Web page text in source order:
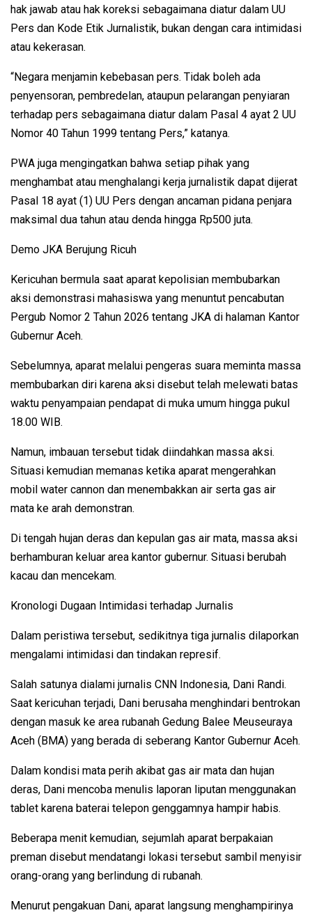
hak jawab atau hak koreksi sebagaimana diatur dalam UU
Pers dan Kode Etik Jurnalistik, bukan dengan cara intimidasi
atau kekerasan.
“Negara menjamin kebebasan pers. Tidak boleh ada
penyensoran, pembredelan, ataupun pelarangan penyiaran
terhadap pers sebagaimana diatur dalam Pasal 4 ayat 2 UU
Nomor 40 Tahun 1999 tentang Pers,” katanya.
PWA juga mengingatkan bahwa setiap pihak yang
menghambat atau menghalangi kerja jurnalistik dapat dijerat
Pasal 18 ayat (1) UU Pers dengan ancaman pidana penjara
maksimal dua tahun atau denda hingga Rp500 juta.
Demo JKA Berujung Ricuh
Kericuhan bermula saat aparat kepolisian membubarkan
aksi demonstrasi mahasiswa yang menuntut pencabutan
Pergub Nomor 2 Tahun 2026 tentang JKA di halaman Kantor
Gubernur Aceh.
Sebelumnya, aparat melalui pengeras suara meminta massa
membubarkan diri karena aksi disebut telah melewati batas
waktu penyampaian pendapat di muka umum hingga pukul
18.00 WIB.
Namun, imbauan tersebut tidak diindahkan massa aksi.
Situasi kemudian memanas ketika aparat mengerahkan
mobil water cannon dan menembakkan air serta gas air
mata ke arah demonstran.
Di tengah hujan deras dan kepulan gas air mata, massa aksi
berhamburan keluar area kantor gubernur. Situasi berubah
kacau dan mencekam.
Kronologi Dugaan Intimidasi terhadap Jurnalis
Dalam peristiwa tersebut, sedikitnya tiga jurnalis dilaporkan
mengalami intimidasi dan tindakan represif.
Salah satunya dialami jurnalis CNN Indonesia, Dani Randi.
Saat kericuhan terjadi, Dani berusaha menghindari bentrokan
dengan masuk ke area rubanah Gedung Balee Meuseuraya
Aceh (BMA) yang berada di seberang Kantor Gubernur Aceh.
Dalam kondisi mata perih akibat gas air mata dan hujan
deras, Dani mencoba menulis laporan liputan menggunakan
tablet karena baterai telepon genggamnya hampir habis.
Beberapa menit kemudian, sejumlah aparat berpakaian
preman disebut mendatangi lokasi tersebut sambil menyisir
orang-orang yang berlindung di rubanah.
Menurut pengakuan Dani, aparat langsung menghampirinya